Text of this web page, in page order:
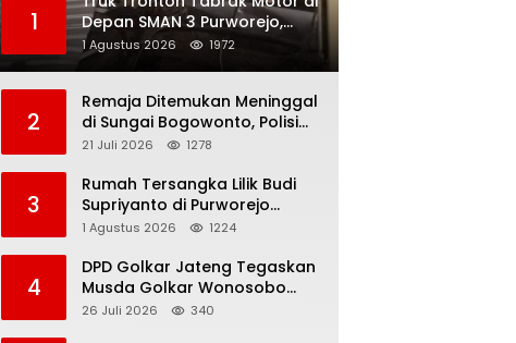
1
Depan SMAN 3 Purworejo,
Korban Meninggal Dunia,
Polisi Masih Selidiki Penyebab
1 Agustus 2026 1972
2
Remaja Ditemukan Meninggal
di Sungai Bogowonto, Polisi
Masih Selidiki Penyebab
21 Juli 2026 1278
3
Rumah Tersangka Lilik Budi
Supriyanto di Purworejo
Digeledah KPK, Dua
1 Agustus 2026 1224
4
DPD Golkar Jateng Tegaskan
Musda Golkar Wonosobo
Sah, Imam Teguh Purnomo
26 Juli 2026 340